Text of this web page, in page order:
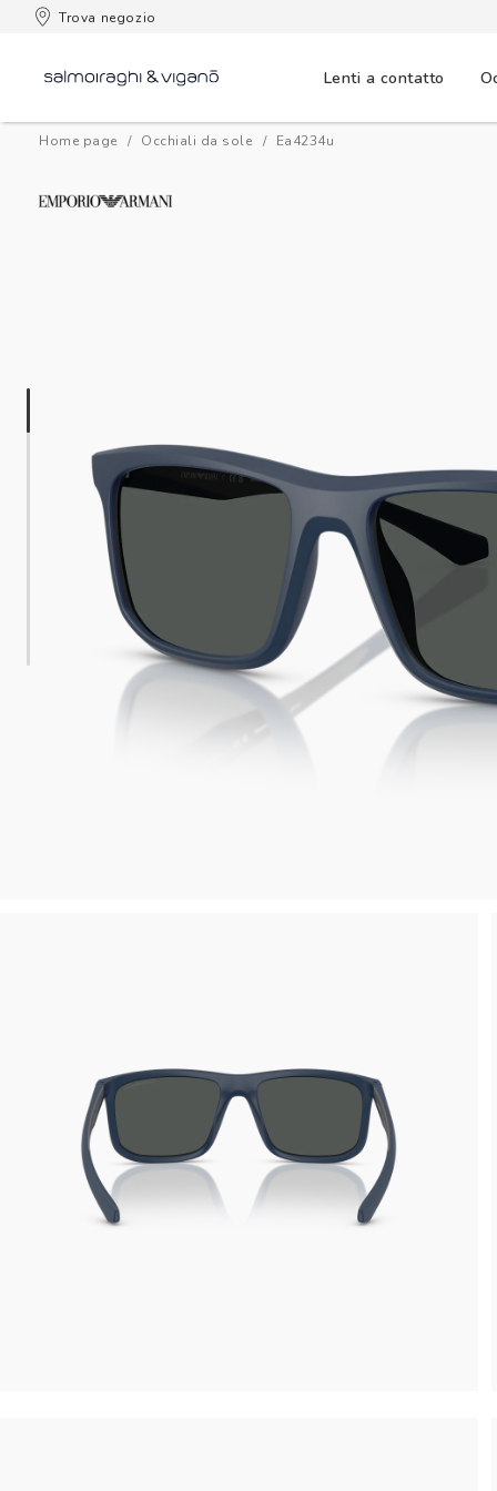
Trova negozio
Lenti a contatto
Home page Occhiali da sole ea4234u